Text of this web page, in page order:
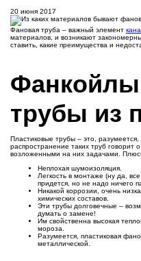
20 июня 2017
Фановая труба – важный элемент
материалов, и возникают
ставить, какие преимущества и
трубы из
Пластиковые трубы – это,
распространение таких труб говорит
возложенными на них задачами.
Неплохая шумоизоляция.
Легкость в монтаже (ну да,
придется, но не надо ничего
Никакой коррозии, очень
химических составов.
Эти трубы долговечные –
думать о замене!
Им свойственна высокая
мороза.
Разумеется, пластиковая
металлической.